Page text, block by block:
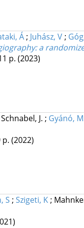
Á; Juhász, V;
a
p. (2023)
Schnabel, J. ; Gyánó,
p. (2022)
S ; Szigeti, K;